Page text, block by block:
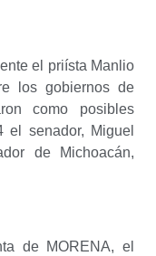
el priísta Manlio
los gobiernos de
como posibles
el senador, Miguel
de Michoacán,
de MORENA, el